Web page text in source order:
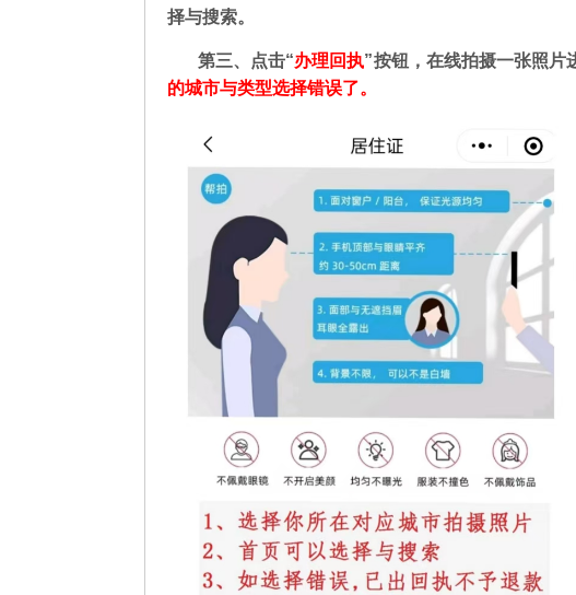
择与搜索。
第三、点击“办理回执”按钮，在线拍摄一张照片
的城市与类型选择错误了。